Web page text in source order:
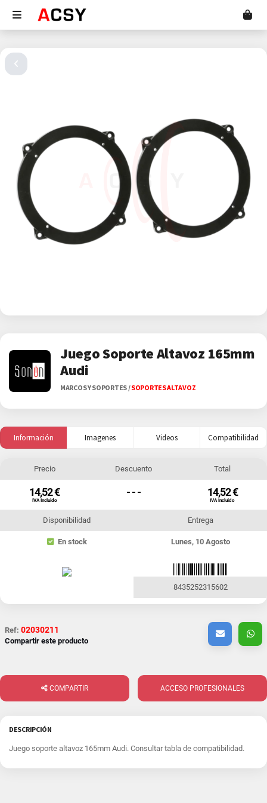
Juego Soporte Altavoz 165mm
Audi
MARCOS Y SOPORTES/SOPORTES ALTAVOZ
Información Imagenes Videos Compatibilidad
Precio
14,52 €
IVA Incluido
Descuento
- - -
Total
14,52 €
IVA Incluido
Disponibilidad
En stock
Entrega
Lunes, 10 Agosto
8435252315602
Ref: 02030211
Compartir este producto
COMPARTIR ACCESO PROFESIONALES
DESCRIPCIÓN
Juego soporte altavoz 165mm Audi. Consultar tabla de compatibilidad.